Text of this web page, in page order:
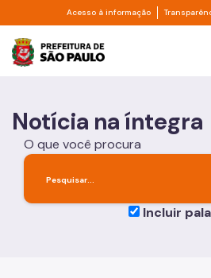
Pular para o Conteúdo principal
Acesso à informação Divisor de
Prefeitura de
Notícia na íntegra
O que você procura
Incluir